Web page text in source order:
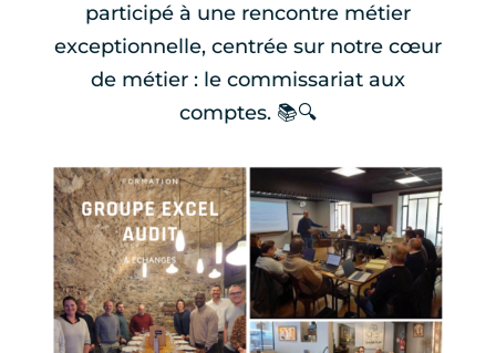
participé à une rencontre métier
exceptionnelle, centrée sur notre cœur
de métier : le commissariat aux
comptes. 📚🔍